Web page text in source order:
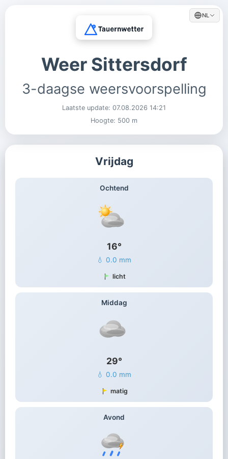
NL
Weer Sittersdorf
3-daagse weersvoorspelling
Laatste update: 07.08.2026 14:21
Hoogte: 500 m
Vrijdag
Ochtend
16°
💧 0.0 mm
licht
Middag
29°
💧 0.0 mm
matig
Avond